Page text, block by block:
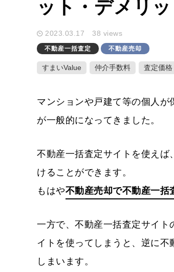
ット・デメリッ
2023.03.17 38 views
不動産一括査定 不動産売却
すまいValue 仲介手数料 査定価格
マンションや戸建て等の個人が
が一般的になってきました。
不動産一括査定サイトを使え
けることができます。
もはや不動産売却で不動産一括
一方で、不動産一括査定サイ
イトを使ってしまうと、逆に
しまいます。